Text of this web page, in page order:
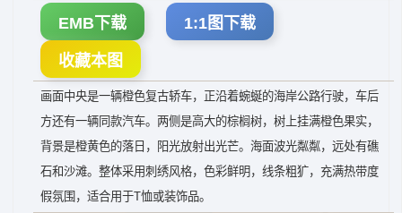
EMB下载 1:1图下载
收藏本图
画面中央是一辆橙色复古轿车，正沿着蜿蜒的海岸公路行驶，车后
方还有一辆同款汽车。两侧是高大的棕榈树，树上挂满橙色果实，
背景是橙黄色的落日，阳光放射出光芒。海面波光粼粼，远处有礁
石和沙滩。整体采用刺绣风格，色彩鲜明，线条粗犷，充满热带度
假氛围，适合用于T恤或装饰品。